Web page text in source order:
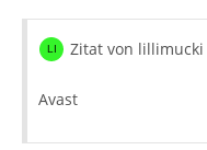
Zitat von lillimucki
Avast